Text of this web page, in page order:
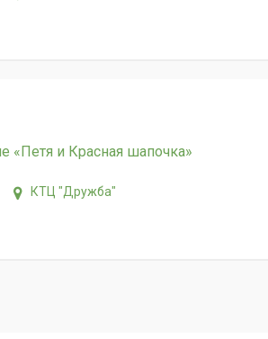
«Петя и Красная шапочка»
КТЦ "Дружба"